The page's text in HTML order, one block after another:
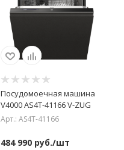
Посудомоечная машина
V4000 AS4T-41166 V-ZUG
Арт.: AS4T-41166
484 990руб./шт